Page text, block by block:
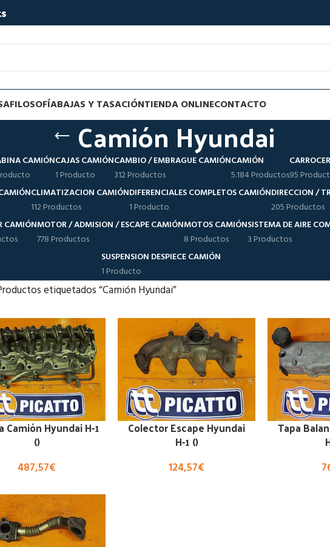
FILOSOFÍABAJAS Y TASACIÓNTIENDA ONLINECONTACTO
Camión Hyundai
CAMIÓNCAJAS CAMIÓN
1 Producto
CAMBIO / EMBRAGUE CAMIÓN
312 Productos
CAMIÓN
5.184 Productos95
CLIMATIZACION CAMIÓN
112 Productos
DIFERENCIALES COMPLETOS CAMIÓN
1 Producto
DIRECCION /
205 Productos
CAMIÓNMOTOR / ADMISION / ESCAPE CAMIÓN
778 Productos
MOTOS CAMIÓN
8 Productos
SISTEMA DE AIRE
3 Productos
SUSPENSION DESPIECE CAMIÓN
1 Producto
etiquetados “Camión Hyundai”
Camión Hyundai H-1
()
487,57€
Colector Escape Hyundai
H-1 ()
124,57€
Tapa